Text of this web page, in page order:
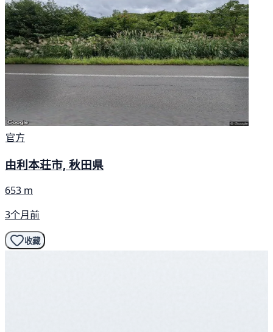
官方
由利本荘市, 秋田県
653 m
3个月前
收藏